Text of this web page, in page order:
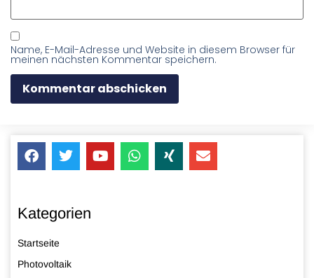
Name, E-Mail-Adresse und Website in diesem Browser für
meinen nächsten Kommentar speichern.
Kategorien
Startseite
Photovoltaik